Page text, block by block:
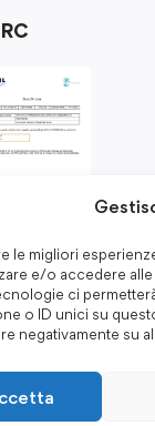
le migliori
e/o accedere
ci
o ID unici su
negativamente su